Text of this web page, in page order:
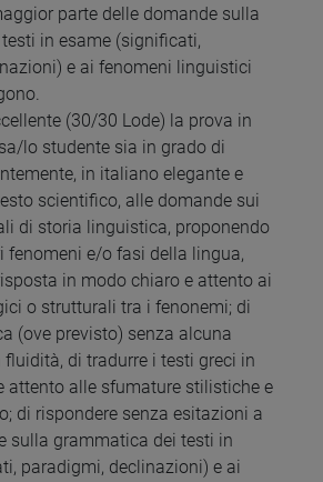
parte delle domande sulla
in esame (significati,
e ai fenomeni linguistici
(30/30 Lode) la prova in
lo studente sia in grado di
in italiano elegante e
scientifico, alle domande sui
di storia linguistica, proponendo
fenomeni e/o fasi della lingua,
in modo chiaro e attento ai
o strutturali tra i fenonemi; di
(ove previsto) senza alcuna
di tradurre i testi greci in
attento alle sfumature stilistiche e
di rispondere senza esitazioni a
sulla grammatica dei testi in
paradigmi, declinazioni) e ai